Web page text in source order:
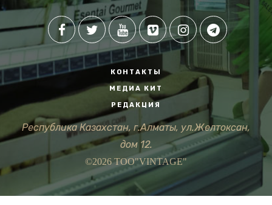
КОНТАКТЫ
МЕДИА КИТ
РЕДАКЦИЯ
Республика Казахстан, г.Алматы, ул.Желтоксан,
дом 12.
©2026 ТОО"VINTAGE"